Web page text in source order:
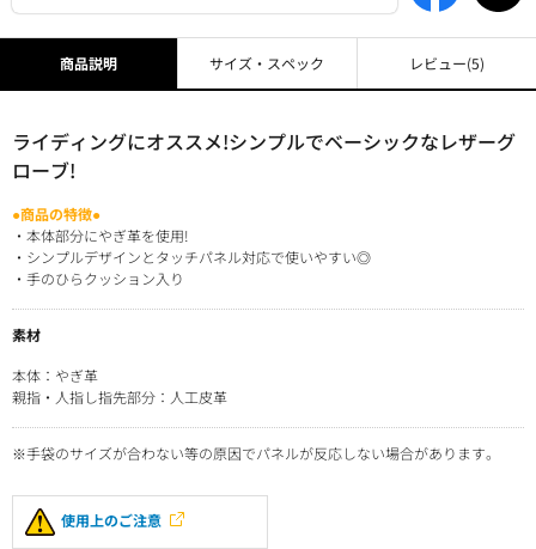
商品説明
ライディングにオススメ!シンプルでベーシックなレザーグ
ローブ!
●商品の特徴●
・本体部分にやぎ革を使用!
・シンプルデザインとタッチパネル対応で使いやすい◎
・手のひらクッション入り
素材
本体：やぎ革
親指・人指し指先部分：人工皮革
※手袋のサイズが合わない等の原因でパネルが反応しない場合があります。
使用上のご注意
サイズ・スペック レビュー(5)